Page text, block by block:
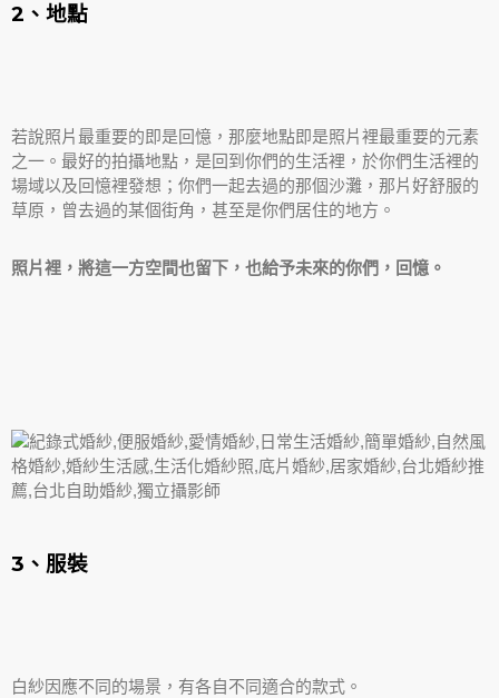
2、地點
若說照片最重要的即是回憶，那麼地點即是照片裡最重要的元素
之一。最好的拍攝地點，是回到你們的生活裡，於你們生活裡的
場域以及回憶裡發想；你們一起去過的那個沙灘，那片好舒服的
草原，曾去過的某個街角，甚至是你們居住的地方。
照片裡，將這一方空間也留下，也給予未來的你們，回憶。
3、服裝
白紗因應不同的場景，有各自不同適合的款式。